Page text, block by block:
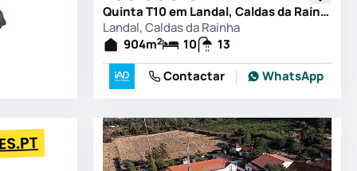
Quinta T10 em Landal, Caldas da Rainha
Landal, Caldas da Rainha
904m2 10
13
Contactar
WhatsApp